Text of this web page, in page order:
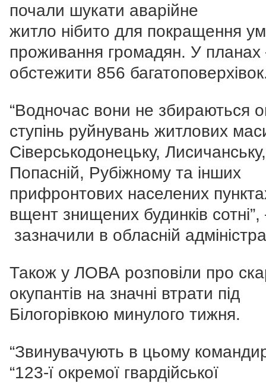
почали шукати аварійне
житло нібито для покращення
проживання громадян. У планах
обстежити 856
“Водночас вони не збираються
ступінь руйнувань житлових
Сіверськодонецьку, Лисичанську,
Попасній, Рубіжному та інших
прифронтових населених
вщент знищених будинків сотні”,
зазначили в обласній
Також у ЛОВА розповіли про
окупантів на значні втрати під
Білогорівкою минулого тижня.
“Звинувачують в цьому
“123-ї окремої гвардійської